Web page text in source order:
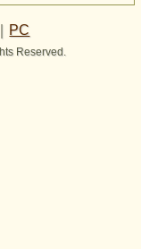
PC
Reserved.